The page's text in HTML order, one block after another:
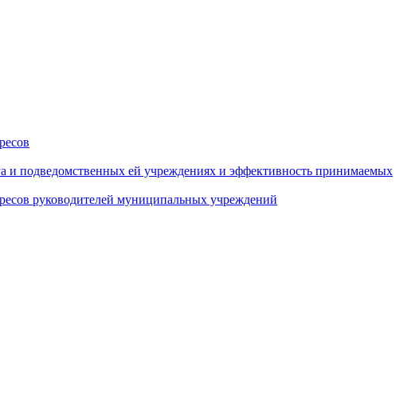
и подведомственных ей учреждениях и эффективность принимаемых
руководителей муниципальных учреждений